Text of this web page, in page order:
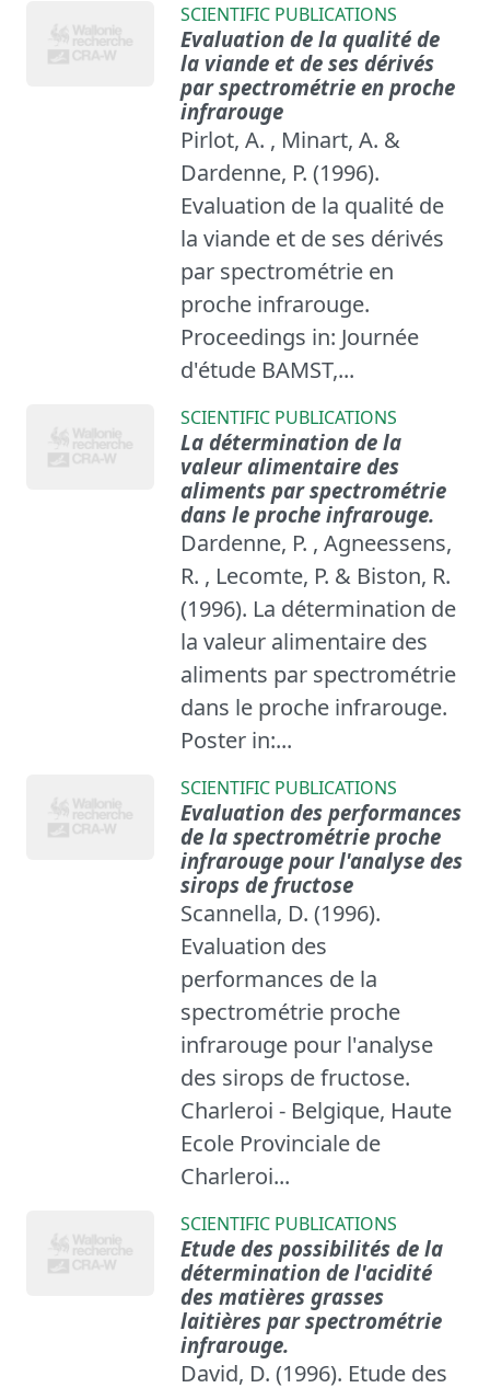
SCIENTIFIC PUBLICATIONS
Evaluation de la qualité de
la viande et de ses dérivés
par spectrométrie en proche
infrarouge
Pirlot, A. , Minart, A. &
Dardenne, P. (1996).
Evaluation de la qualité de
la viande et de ses dérivés
par spectrométrie en
proche infrarouge.
Proceedings in: Journée
d'étude BAMST,...
SCIENTIFIC PUBLICATIONS
La détermination de la
valeur alimentaire des
aliments par spectrométrie
dans le proche infrarouge.
Dardenne, P. , Agneessens,
R. , Lecomte, P. & Biston, R.
(1996). La détermination de
la valeur alimentaire des
aliments par spectrométrie
dans le proche infrarouge.
Poster in:...
SCIENTIFIC PUBLICATIONS
Evaluation des performances
de la spectrométrie proche
infrarouge pour l'analyse des
sirops de fructose
Scannella, D. (1996).
Evaluation des
performances de la
spectrométrie proche
infrarouge pour l'analyse
des sirops de fructose.
Charleroi - Belgique, Haute
Ecole Provinciale de
Charleroi...
SCIENTIFIC PUBLICATIONS
Etude des possibilités de la
détermination de l'acidité
des matières grasses
laitières par spectrométrie
infrarouge.
David, D. (1996). Etude des